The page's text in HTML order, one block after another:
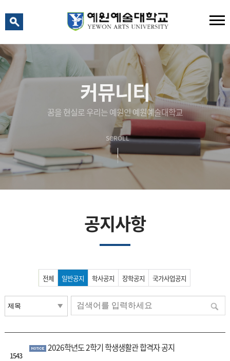
커뮤니티
꿈을 현실로 우리는 예원인 예원예술대학교
SCROLL
공지사항
전체 일반공지 학사공지 장학공지 국가사업공지
1543
2026학년도 2학기 학생생활관 합격자 공지